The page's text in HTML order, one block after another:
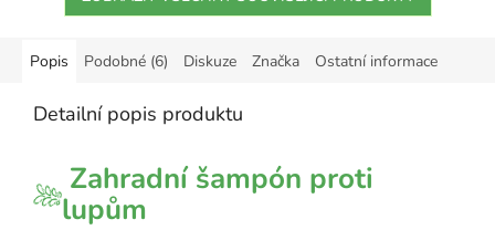
Popis Podobné (6) Diskuze Značka Ostatní informace
Detailní popis produktu
Zahradní šampón proti
lupům